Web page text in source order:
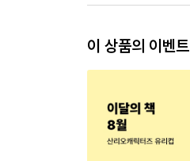
이 상품의 이벤트